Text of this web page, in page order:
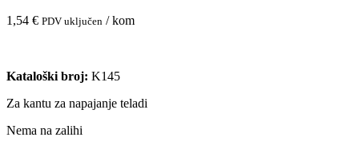
1,54 € PDV uključen / kom
Kataloški broj: K145
Za kantu za napajanje teladi
Nema na zalihi